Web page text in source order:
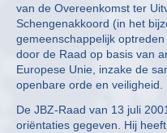
van de Overeenkomst ter
Schengenakkoord (in het
gemeenschappelijk
door de Raad op basis van
Europese Unie, inzake de
openbare orde en veiligheid.
De JBZ-Raad van 13 juli
oriëntaties gegeven. Hij